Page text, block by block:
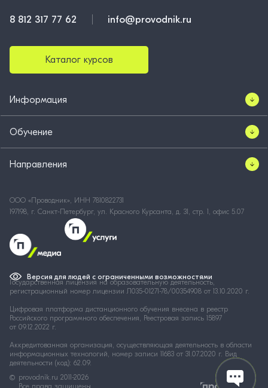
8 812 317 77 62 info@provodnik.ru
Каталог курсов
Информация
Обучение
Направления
ООО «Проводник», ИНН 7810822731
197198, г. Санкт-Петербург, ул. Красного Курсанта, д. 31, стр. 1, офис 5.07
provodnik.ru 2011-2026
Все права защищены
Версия для людей с ограниченными возможностями
Государственная лицензия на образовательную деятельность,
регистрационный номер лицензии Л035-01271-78/00354908 от 13.10.2020 г.
Цифровая платформа дистанционного обучения внесена в реестр
Российского программного обеспечения, Реестровая запись 15897
от 09.12.2022 г.
Аккредитованная организация, осуществляющая деятельность в области
информационных технологий, номер записи 11683 от 31.07.2020 г. Вид
деятельности (код): 62.09.